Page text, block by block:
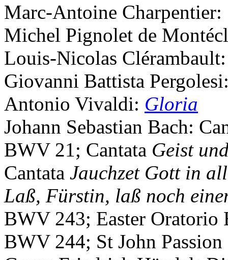
Marc-Antoine Charpentier:
Michel Pignolet de
Louis-Nicolas Clérambault
Giovanni Battista Pergolesi
Antonio Vivaldi: Gloria
Johann Sebastian Bach:
BWV 21; Cantata Geist
Cantata Jauchzet Gott in
Laß, Fürstin, laß noch
BWV 243; Easter Oratorio
BWV 244; St John